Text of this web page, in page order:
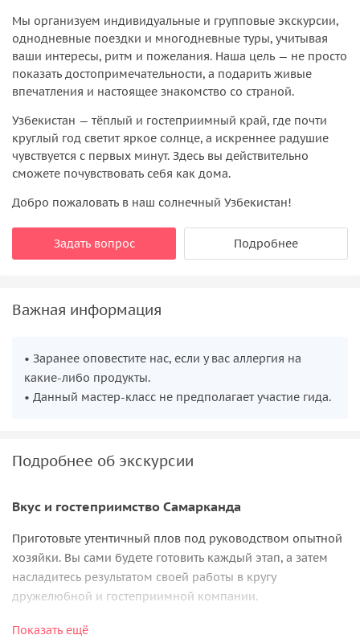
Мы организуем индивидуальные и групповые экскурсии,
однодневные поездки и многодневные туры, учитывая
ваши интересы, ритм и пожелания. Наша цель — не просто
показать достопримечательности, а подарить живые
впечатления и настоящее знакомство со страной.
Узбекистан — тёплый и гостеприимный край, где почти
круглый год светит яркое солнце, а искреннее радушие
чувствуется с первых минут. Здесь вы действительно
сможете почувствовать себя как дома.
Добро пожаловать в наш солнечный Узбекистан!
Задать вопрос Подробнее
Важная информация
• Заранее оповестите нас, если у вас аллергия на
какие-либо продукты.
• Данный мастер-класс не предполагает участие гида.
Подробнее об экскурсии
Вкус и гостеприимство Самарканда
Приготовьте утентичный плов под руководством опытной
хозяйки. Вы сами будете готовить каждый этап, а затем
насладитесь результатом своей работы в кругу
дружелюбной и гостеприимной компании.
Семья из самого Самарканда распахнет перед вами свои
Показать ещё